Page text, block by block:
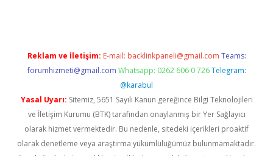
Reklam ve İletişim: E-mail: backlinkpaneli@gmail.com Teams:
forumhizmeti@gmail.com Whatsapp: 0262 606 0 726 Telegram:
@karabul
Yasal Uyarı: Sitemiz, 5651 Sayılı Kanun gereğince Bilgi Teknolojileri
ve İletişim Kurumu (BTK) tarafından onaylanmış bir Yer Sağlayıcı
olarak hizmet vermektedir. Bu nedenle, sitedeki içerikleri proaktif
olarak denetleme veya araştırma yükümlülüğümüz bulunmamaktadır.